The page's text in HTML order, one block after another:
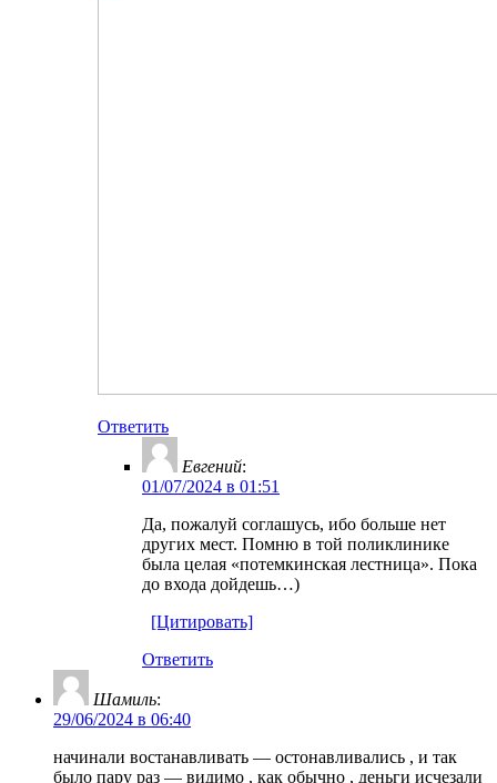
Ответить
Евгений:
01/07/2024 в 01:51
Да, пожалуй соглашусь, ибо больше нет
других мест. Помню в той поликлинике
была целая «потемкинская лестница». Пока
до входа дойдешь…)
[Цитировать]
Ответить
Шамиль:
29/06/2024 в 06:40
начинали востанавливать — остонавливались , и так
было пару раз — видимо , как обычно , деньги исчезали